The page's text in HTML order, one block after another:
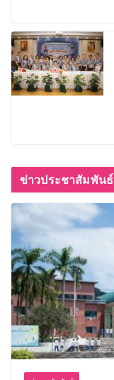
ข่าวประชาสัมพันธ์